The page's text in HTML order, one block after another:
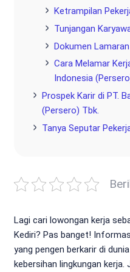
Ketrampilan
Tunjangan
Dokumen Lamaran
Cara Melamar
Indonesia
Prospek Karir di PT.
(Persero) Tbk.
Tanya Seputar
Lagi cari lowongan kerja
Kediri? Pas banget!
yang pengen berkarir di
kebersihan lingkungan